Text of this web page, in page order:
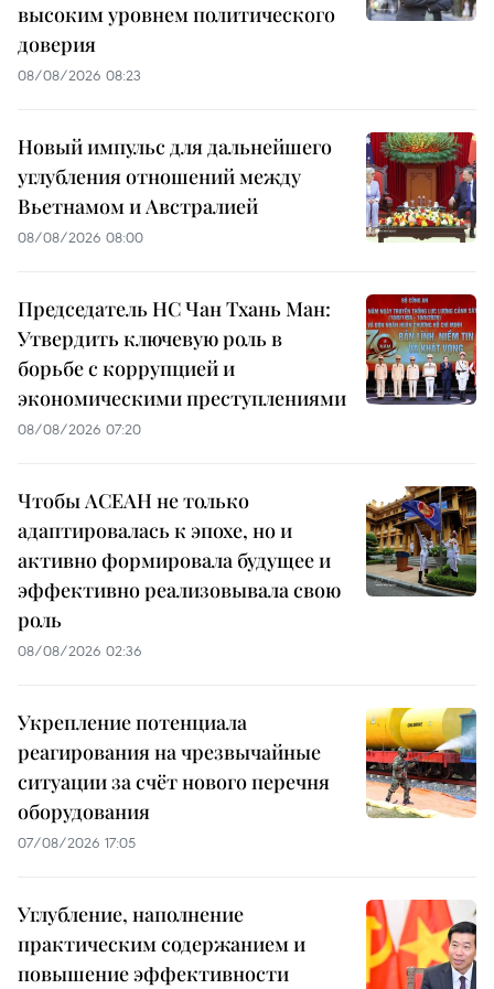
высоким уровнем политического
доверия
08/08/2026 08:23
Новый импульс для дальнейшего
углубления отношений между
Вьетнамом и Австралией
08/08/2026 08:00
Председатель НС Чан Тхань Ман:
Утвердить ключевую роль в
борьбе с коррупцией и
экономическими преступлениями
08/08/2026 07:20
Чтобы АСЕАН не только
адаптировалась к эпохе, но и
активно формировала будущее и
эффективно реализовывала свою
роль
08/08/2026 02:36
Укрепление потенциала
реагирования на чрезвычайные
ситуации за счёт нового перечня
оборудования
07/08/2026 17:05
Углубление, наполнение
практическим содержанием и
повышение эффективности